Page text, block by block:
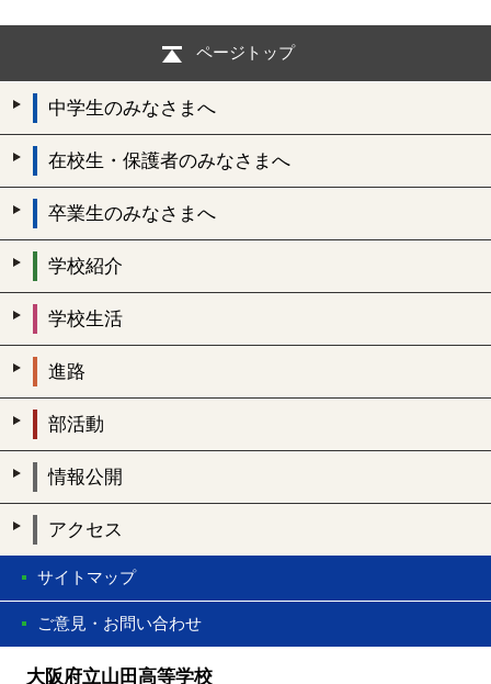
ページトップ
中学生のみなさまへ
在校生・保護者のみなさまへ
卒業生のみなさまへ
学校紹介
学校生活
進路
部活動
情報公開
アクセス
サイトマップ
ご意見・お問い合わせ
大阪府立山田高等学校